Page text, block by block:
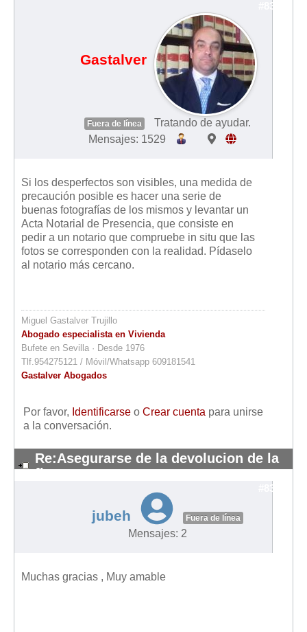
#8387
Gastalver
Fuera de línea
Tratando de ayudar.
Mensajes: 1529
Si los desperfectos son visibles, una medida de
precaución posible es hacer una serie de
buenas fotografías de los mismos y levantar un
Acta Notarial de Presencia, que consiste en
pedir a un notario que compruebe in situ que las
fotos se corresponden con la realidad. Pídaselo
al notario más cercano.
Miguel Gastalver Trujillo
Abogado especialista en Vivienda
Bufete en Sevilla · Desde 1976
Tlf.954275121 / Móvil/Whatsapp 609181541
Gastalver Abogados
Por favor, Identificarse o Crear cuenta para unirse
a la conversación.
Re:Asegurarse de la devolucion de la
fianza
#8384
jubeh Fuera de línea
Mensajes: 2
Muchas gracias , Muy amable